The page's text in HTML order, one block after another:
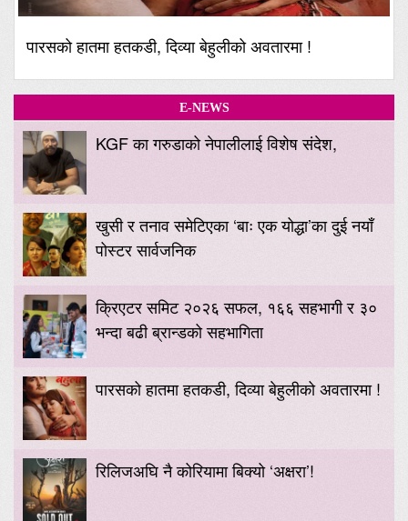
पारसको हातमा हतकडी, दिव्या बेहुलीको अवतारमा !
E-NEWS
KGF का गरुडाको नेपालीलाई विशेष संदेश,
खुसी र तनाव समेटिएका ‘बाः एक योद्धा’का दुई नयाँ
पोस्टर सार्वजनिक
क्रिएटर समिट २०२६ सफल, १६६ सहभागी र ३०
भन्दा बढी ब्रान्डको सहभागिता
पारसको हातमा हतकडी, दिव्या बेहुलीको अवतारमा !
रिलिजअघि नै कोरियामा बिक्यो ‘अक्षरा’!